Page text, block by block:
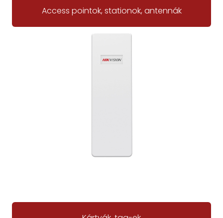
Access pointok, stationok, antennák